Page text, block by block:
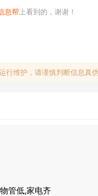
息帮 上看到的，谢谢！
行维护，请谨慎判断信息真
管低,家电齐